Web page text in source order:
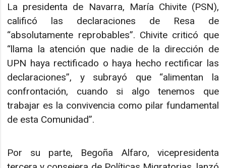
La presidenta de Navarra, María Chivite (PSN),
calificó las declaraciones de Resa de
“absolutamente reprobables”. Chivite criticó que
“llama la atención que nadie de la dirección de
UPN haya rectificado o haya hecho rectificar las
declaraciones”, y subrayó que “alimentan la
confrontación, cuando si algo tenemos que
trabajar es la convivencia como pilar fundamental
de esta Comunidad”.
Por su parte, Begoña Alfaro, vicepresidenta